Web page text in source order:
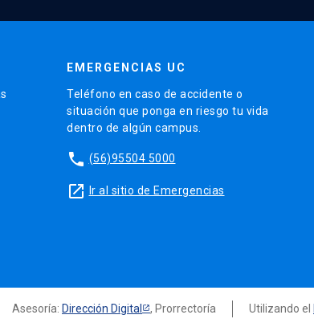
EMERGENCIAS UC
Teléfono en caso de accidente o
situación que ponga en riesgo tu vida
dentro de algún campus.
phone (56)95504 5000
launch Ir al sitio de Emergencias
Asesoría: Dirección Digital , Prorrectoría Utilizando el